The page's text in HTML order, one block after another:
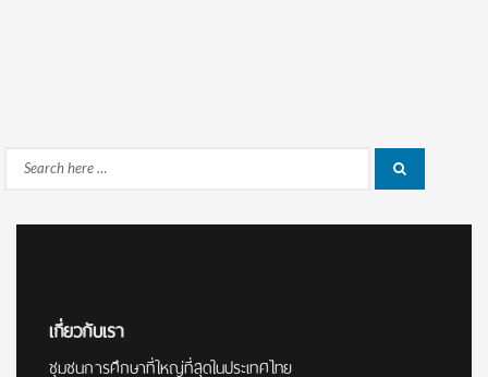
Search
เกี่ยวกับเรา
ชุมชนการศึกษาที่ใหญ่ที่สุดในประเทศไทย